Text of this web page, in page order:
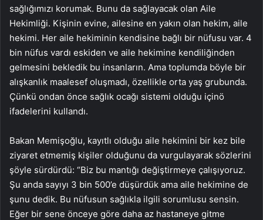
sağlığımızı korumak. Bunu da sağlayacak olan Aile
Hekimliği. Kişinin evine, ailesine en yakın olan hekim, aile
hekimi. Her aile hekiminin kendisine bağlı bir nüfusu var. 4
bin nüfus vardı eskiden ve aile hekimine kendiliğinden
gelmesini bekledik bu insanların. Ama toplumda böyle bir
alışkanlık maalesef oluşmadı, özellikle orta yaş grubunda.
Çünkü ondan önce sağlık ocağı sistemi olduğu içinö
ifadelerini kullandı.
Bakan Memişoğlu, kayıtlı olduğu aile hekimini bir kez bile
ziyaret etmemiş kişiler olduğunu da vurgulayarak sözlerini
şöyle sürdürdü: “Biz bu mantığı değiştirmeye çalışıyoruz.
Şu anda sayıyı 3 bin 500’e düşürdük ama aile hekimine de
şunu dedik. Bu nüfusun sağlıkla ilgili sorumlusu sensin.
Eğer bir sene önceye göre daha az hastaneye gitme